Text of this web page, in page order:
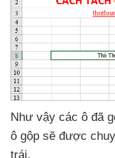
Như vậy các ô đã
ô gộp sẽ được
trái.